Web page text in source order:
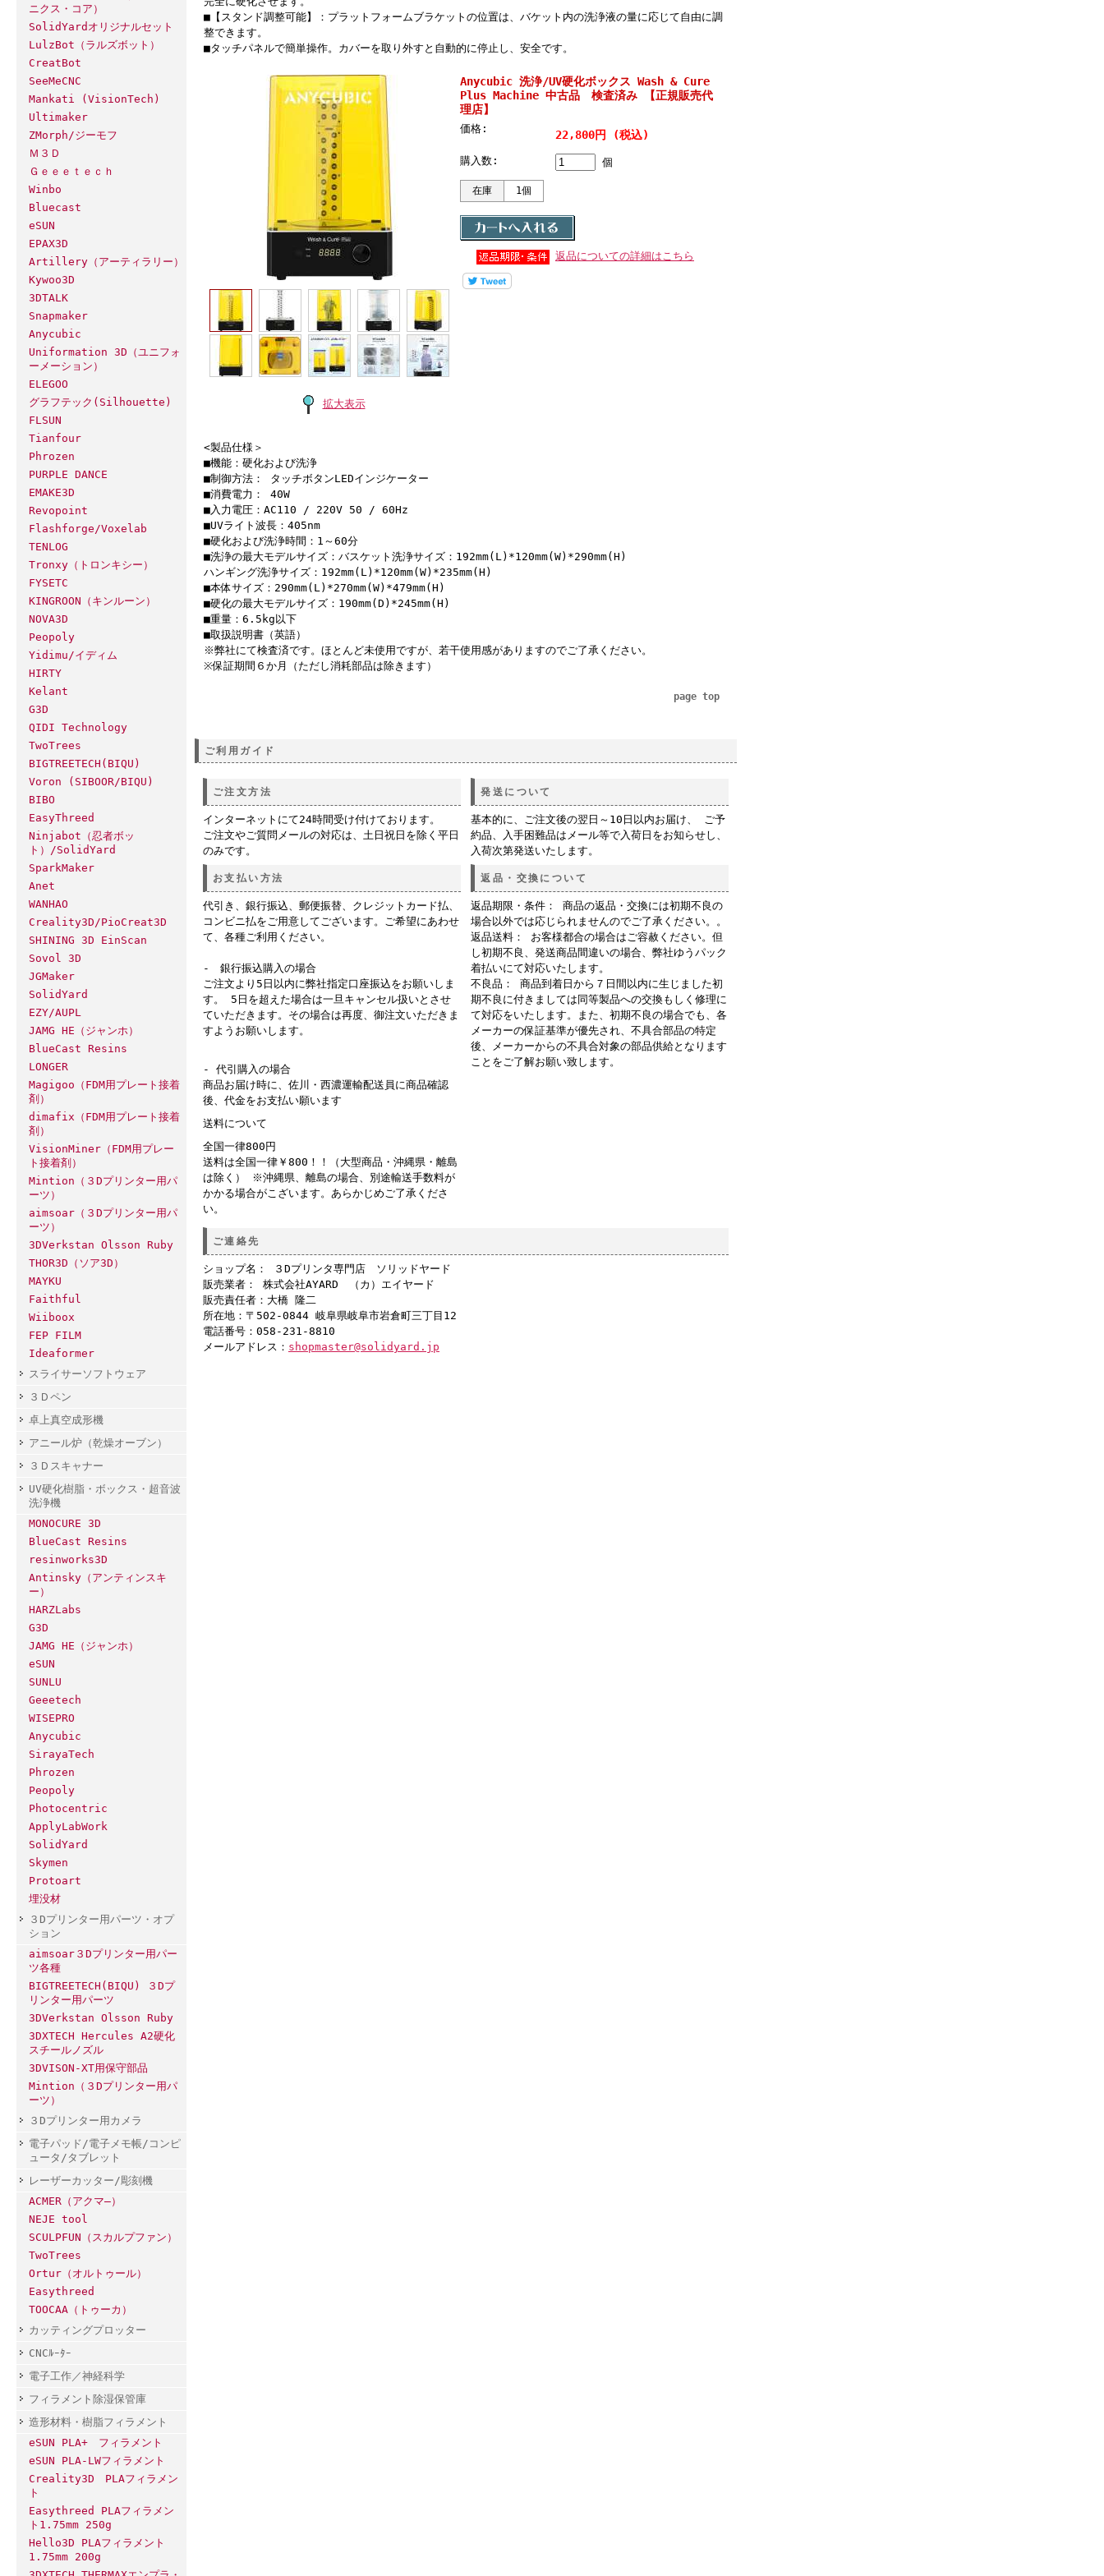
ニクス・コア）
SolidYardオリジナルセット
LulzBot（ラルズボット）
CreatBot
SeeMeCNC
Mankati (VisionTech)
Ultimaker
ZMorph/ジーモフ
Ｍ３Ｄ
Ｇｅｅｅｔｅｃｈ
Winbo
Bluecast
eSUN
EPAX3D
Artillery（アーティラリー）
Kywoo3D
3DTALK
Snapmaker
Anycubic
Uniformation 3D（ユニフォ
ーメーション）
ELEGOO
グラフテック(Silhouette)
FLSUN
Tianfour
Phrozen
PURPLE DANCE
EMAKE3D
Revopoint
Flashforge/Voxelab
TENLOG
Tronxy（トロンキシー）
FYSETC
KINGROON（キンルーン）
NOVA3D
Peopoly
Yidimu/イディム
HIRTY
Kelant
G3D
QIDI Technology
TwoTrees
BIGTREETECH(BIQU)
Voron (SIBOOR/BIQU)
BIBO
EasyThreed
Ninjabot（忍者ボッ
ト）/SolidYard
SparkMaker
Anet
WANHAO
Creality3D/PioCreat3D
SHINING 3D EinScan
Sovol 3D
JGMaker
SolidYard
EZY/AUPL
JAMG HE（ジャンホ）
BlueCast Resins
LONGER
Magigoo（FDM用プレート接着
剤）
dimafix（FDM用プレート接着
剤）
VisionMiner（FDM用プレー
ト接着剤）
Mintion（３Dプリンター用パ
ーツ）
aimsoar（３Dプリンター用パ
ーツ）
3DVerkstan Olsson Ruby
THOR3D（ソア3D）
MAYKU
Faithful
Wiiboox
FEP FILM
Ideaformer
スライサーソフトウェア
３Ｄペン
卓上真空成形機
アニール炉（乾燥オーブン）
３Ｄスキャナー
UV硬化樹脂・ボックス・超音波
洗浄機
MONOCURE 3D
BlueCast Resins
resinworks3D
Antinsky（アンティンスキ
ー）
HARZLabs
G3D
JAMG HE（ジャンホ）
eSUN
SUNLU
Geeetech
WISEPRO
Anycubic
SirayaTech
Phrozen
Peopoly
Photocentric
ApplyLabWork
SolidYard
Skymen
Protoart
埋没材
３Dプリンター用パーツ・オプ
ション
aimsoar３Dプリンター用パー
ツ各種
BIGTREETECH(BIQU) ３Dプ
リンター用パーツ
3DVerkstan Olsson Ruby
3DXTECH Hercules A2硬化
スチールノズル
3DVISON-XT用保守部品
Mintion（３Dプリンター用パ
ーツ）
３Dプリンター用カメラ
電子パッド/電子メモ帳/コンピ
ュータ/タブレット
レーザーカッター/彫刻機
ACMER（アクマ―）
NEJE tool
SCULPFUN（スカルプファン）
TwoTrees
Ortur（オルトゥール）
Easythreed
TOOCAA（トゥーカ）
カッティングプロッター
CNCﾙｰﾀｰ
電子工作／神経科学
フィラメント除湿保管庫
造形材料・樹脂フィラメント
eSUN PLA+ フィラメント
eSUN PLA-LWフィラメント
Creality3D PLAフィラメン
ト
Easythreed PLAフィラメン
ト1.75mm 250g
Hello3D PLAフィラメント
1.75mm 200g
■【スタンド調整可能】：プラットフォームブラケットの位置は、バケット内の洗浄液の量に応じて自由に調
整できます。
■タッチパネルで簡単操作。カバーを取り外すと自動的に停止し、安全です。
拡大表示
Anycubic 洗浄/UV硬化ボックス Wash & Cure
Plus Machine 中古品 検査済み 【正規販売代
理店】
価格: 22,800円 (税込)
購入数: 個
在庫 1個
返品についての詳細はこちら
<製品仕様＞
■機能：硬化および洗浄
■制御方法： タッチボタンLEDインジケーター
■消費電力： 40W
■入力電圧：AC110 / 220V 50 / 60Hz
■UVライト波長：405nm
■硬化および洗浄時間：1～60分
■洗浄の最大モデルサイズ：バスケット洗浄サイズ：192mm(L)*120mm(W)*290mm(H)
ハンギング洗浄サイズ：192mm(L)*120mm(W)*235mm(H)
■本体サイズ：290mm(L)*270mm(W)*479mm(H)
■硬化の最大モデルサイズ：190mm(D)*245mm(H)
■重量：6.5kg以下
■取扱説明書（英語）
※弊社にて検査済です。ほとんど未使用ですが、若干使用感がありますのでご了承ください。
※保証期間６か月（ただし消耗部品は除きます）
page top
ご利用ガイド
ご注文方法
インターネットにて24時間受け付けております。
ご注文やご質問メールの対応は、土日祝日を除く平日
のみです。
お支払い方法
代引き、銀行振込、郵便振替、クレジットカード払、
コンビニ払をご用意してございます。ご希望にあわせ
て、各種ご利用ください。
- 銀行振込購入の場合
ご注文より5日以内に弊社指定口座振込をお願いしま
す。 5日を超えた場合は一旦キャンセル扱いとさせ
ていただきます。その場合は再度、御注文いただきま
すようお願いします。
- 代引購入の場合
商品お届け時に、佐川・西濃運輸配送員に商品確認
後、代金をお支払い願います
送料について
全国一律800円
送料は全国一律￥800！！（大型商品・沖縄県・離島
は除く） ※沖縄県、離島の場合、別途輸送手数料が
かかる場合がこざいます。あらかじめご了承くださ
い。
発送について
基本的に、ご注文後の翌日～10日以内お届け、 ご予
約品、入手困難品はメール等で入荷日をお知らせし、
入荷次第発送いたします。
返品・交換について
返品期限・条件： 商品の返品・交換には初期不良の
場合以外では応じられませんのでご了承ください。。
返品送料： お客様都合の場合はご容赦ください。但
し初期不良、発送商品間違いの場合、弊社ゆうパック
着払いにて対応いたします。
不良品： 商品到着日から７日間以内に生じました初
期不良に付きましては同等製品への交換もしく修理に
て対応をいたします。また、初期不良の場合でも、各
メーカーの保証基準が優先され、不具合部品の特定
後、メーカーからの不具合対象の部品供給となります
ことをご了解お願い致します。
ご連絡先
ショップ名： ３Dプリンタ専門店 ソリッドヤード
販売業者： 株式会社AYARD （カ）エイヤード
販売責任者：大橋 隆二
所在地：〒502-0844 岐阜県岐阜市岩倉町三丁目12
電話番号：058-231-8810
メールアドレス： shopmaster@solidyard.jp